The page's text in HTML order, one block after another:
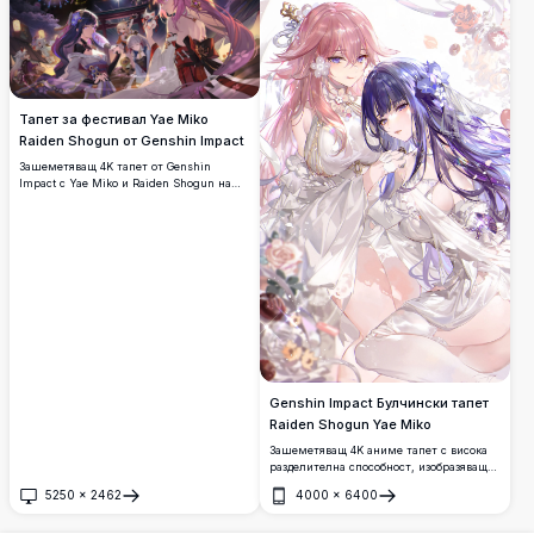
Тапет за фестивал Yae Miko
Raiden Shogun от Genshin Impact
Зашеметяващ 4K тапет от Genshin
Impact с Yae Miko и Raiden Shogun на
5250 × 2462
Отвори
Genshin Impact Булчински тапет
Raiden Shogun Yae Miko
Зашеметяващ 4K аниме тапет с висока
разделителна способност, изобразяващ
Impact в елегантни бели булчински
4000 × 6400
Отвори